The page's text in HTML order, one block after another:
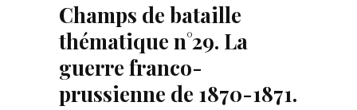
Champs de bataille
thématique n°29. La
guerre franco-
prussienne de 1870-1871.